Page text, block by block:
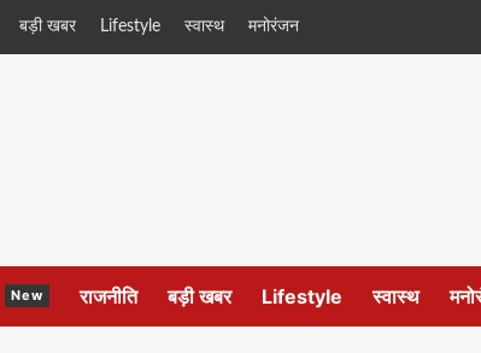
बड़ी खबर Lifestyle स्वास्थ मनोरंजन
New राजनीति बड़ी खबर Lifestyle स्वास्थ